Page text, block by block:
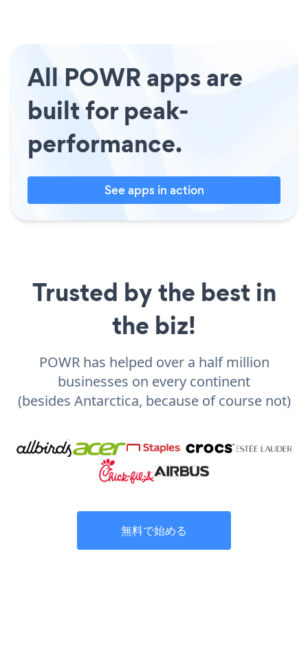
All POWR apps are
built for peak-
performance.
See apps in action
Trusted by the best in
the biz!
POWR has helped over a half million
businesses on every continent
(besides Antarctica, because of course not)
無料で始める